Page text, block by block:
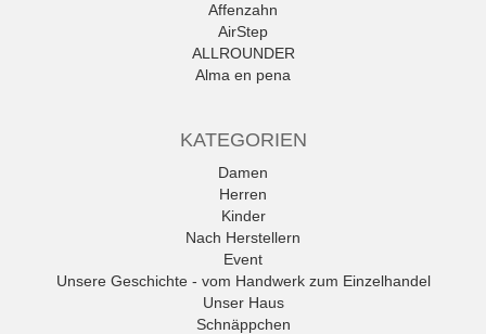
Affenzahn
AirStep
ALLROUNDER
Alma en pena
Amani
Andrea Conti
ANWR
anwr Schuh
ANXXXX
Apple of Eden
Ara
Mehr
KATEGORIEN
Damen
Herren
Kinder
Nach Herstellern
Event
Unsere Geschichte - vom Handwerk zum Einzelhandel
Unser Haus
Schnäppchen